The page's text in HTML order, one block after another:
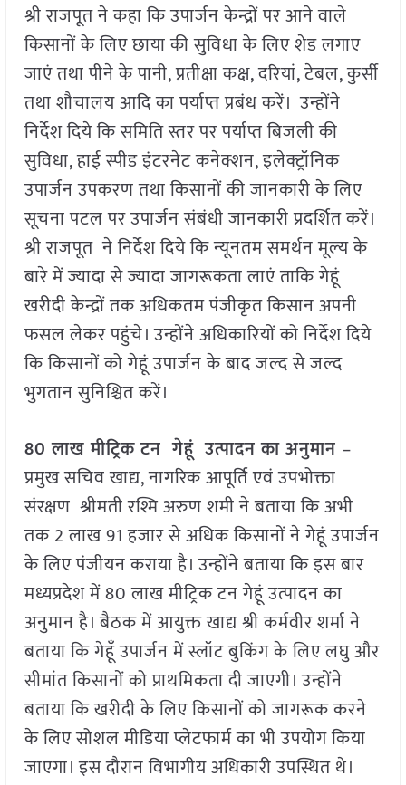
श्री राजपूत ने कहा कि उपार्जन केन्द्रों पर आने वाले
किसानों के लिए छाया की सुविधा के लिए शेड लगाए
जाएं तथा पीने के पानी, प्रतीक्षा कक्ष, दरियां, टेबल, कुर्सी
तथा शौचालय आदि का पर्याप्त प्रबंध करें। उन्होंने
निर्देश दिये कि समिति स्तर पर पर्याप्त बिजली की
सुविधा, हाई स्पीड इंटरनेट कनेक्शन, इलेक्ट्रॉनिक
उपार्जन उपकरण तथा किसानों की जानकारी के लिए
सूचना पटल पर उपार्जन संबंधी जानकारी प्रदर्शित करें।
श्री राजपूत ने निर्देश दिये कि न्यूनतम समर्थन मूल्य के
बारे में ज्यादा से ज्यादा जागरूकता लाएं ताकि गेहूं
खरीदी केन्द्रों तक अधिकतम पंजीकृत किसान अपनी
फसल लेकर पहुंचे। उन्होंने अधिकारियों को निर्देश दिये
कि किसानों को गेहूं उपार्जन के बाद जल्द से जल्द
भुगतान सुनिश्चित करें।
80 लाख मीट्रिक टन गेहूं उत्पादन का अनुमान –
प्रमुख सचिव खाद्य, नागरिक आपूर्ति एवं उपभोक्ता
संरक्षण श्रीमती रश्मि अरुण शमी ने बताया कि अभी
तक 2 लाख 91 हजार से अधिक किसानों ने गेहूं उपार्जन
के लिए पंजीयन कराया है। उन्होंने बताया कि इस बार
मध्यप्रदेश में 80 लाख मीट्रिक टन गेहूं उत्पादन का
अनुमान है। बैठक में आयुक्त खाद्य श्री कर्मवीर शर्मा ने
बताया कि गेहूँ उपार्जन में स्लॉट बुकिंग के लिए लघु और
सीमांत किसानों को प्राथमिकता दी जाएगी। उन्होंने
बताया कि खरीदी के लिए किसानों को जागरूक करने
के लिए सोशल मीडिया प्लेटफार्म का भी उपयोग किया
जाएगा। इस दौरान विभागीय अधिकारी उपस्थित थे।